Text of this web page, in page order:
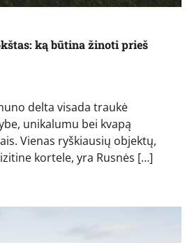
ką būtina žinoti prieš
delta visada traukė
unikalumu bei kvapą
Vienas ryškiausių objektų,
kortele, yra Rusnės […]